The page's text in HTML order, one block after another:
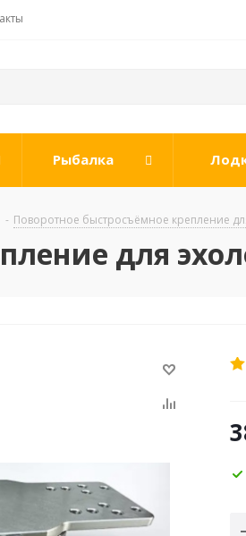
Рыбалка
- Поворотное быстросъёмное крепление
для